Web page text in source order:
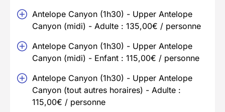
Antelope Canyon (1h30) - Upper Antelope
Canyon (midi) - Adulte : 135,00€ / personne
Antelope Canyon (1h30) - Upper Antelope
Canyon (midi) - Enfant : 115,00€ / personne
Antelope Canyon (1h30) - Upper Antelope
Canyon (tout autres horaires) - Adulte :
115,00€ / personne